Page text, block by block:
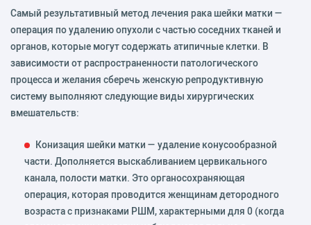
Самый результативный метод лечения рака шейки матки —
операция по удалению опухоли с частью соседних тканей и
органов, которые могут содержать атипичные клетки. В
зависимости от распространенности патологического
процесса и желания сберечь женскую репродуктивную
систему выполняют следующие виды хирургических
вмешательств:
Конизация шейки матки — удаление конусообразной
части. Дополняется выскабливанием цервикального
канала, полости матки. Это органосохраняющая
операция, которая проводится женщинам детородного
возраста с признаками РШМ, характерными для 0 (когда